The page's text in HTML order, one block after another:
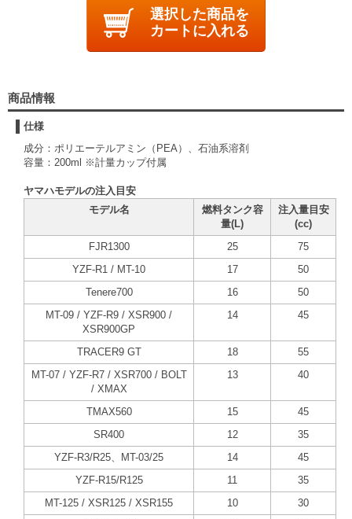
選択した商品を
カートに入れる
商品情報
仕様
成分：ポリエーテルアミン（PEA）、石油系溶剤
容量：200ml ※計量カップ付属
ヤマハモデルの注入目安
モデル名
燃料タンク容
量(L)
注入量目安
(cc)
FJR1300
25
75
YZF-R1 / MT-10
17
50
Tenere700
16
50
MT-09 / YZF-R9 / XSR900 /
XSR900GP
14 45
TRACER9 GT 18
55
MT-07 / YZF-R7 / XSR700 / BOLT
/ XMAX
13 40
TMAX560 15
45
SR400
12
35
YZF-R3/R25、MT-03/25
14
45
YZF-R15/R125
11
35
MT-125 / XSR125 / XSR155
10
30